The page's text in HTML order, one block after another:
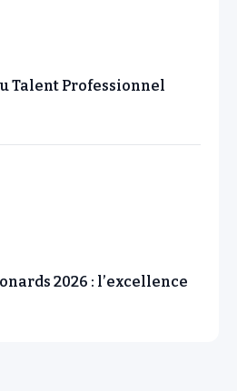
Talent Professionnel
2026 : l’excellence